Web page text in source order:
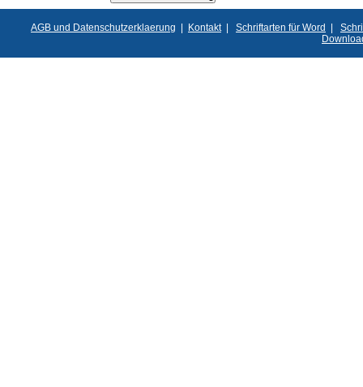
AGB und Datenschutzerklaerung | Kontakt| Schriftarten für Word |